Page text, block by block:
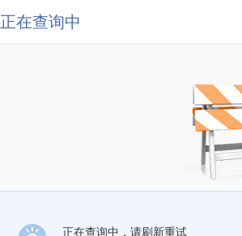
正在查询中
正在查询中，请刷新重试